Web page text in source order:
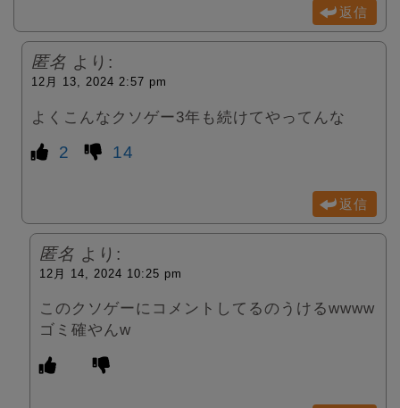
返信
匿名 より:
12月 13, 2024 2:57 pm
よくこんなクソゲー3年も続けてやってんな
2 14
返信
匿名 より:
12月 14, 2024 10:25 pm
このクソゲーにコメントしてるのうけるwwww
ゴミ確やんw